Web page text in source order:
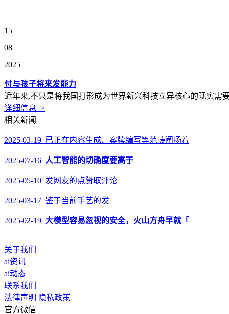
15
08
2025
付与孩子将来发能力
近年来,不只是将我国打形成为世界新兴科技立异核心的现实需
详细信息 >
相关新闻
2025-03-19 已正在内容生成、案牍编写等范畴阐扬着
2025-07-16 人工智能的切确度要高于
2025-05-10 发网友的点赞取评论
2025-03-17 鉴于当前手艺的发
2025-02-19 大模型容易忽视的安全，火山方舟早就「
关于我们
ai资讯
ai动态
联系我们
法律声明 隐私政策
官方微信